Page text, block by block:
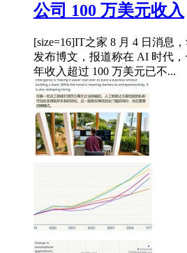
公司 100 万美元收入
[size=16]IT之家 8 月 4 日消息
发布博文，报道称在 AI 时代，
年收入超过 100 万美元已不...